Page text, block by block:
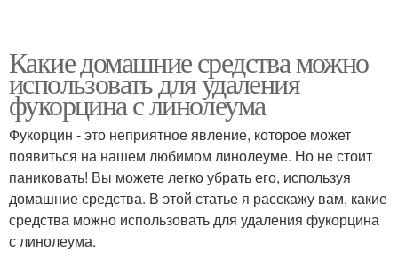
Какие домашние средства можно
использовать для удаления
фукорцина с линолеума
Фукорцин - это неприятное явление, которое может
появиться на нашем любимом линолеуме. Но не стоит
паниковать! Вы можете легко убрать его, используя
домашние средства. В этой статье я расскажу вам, какие
средства можно использовать для удаления фукорцина
с линолеума.